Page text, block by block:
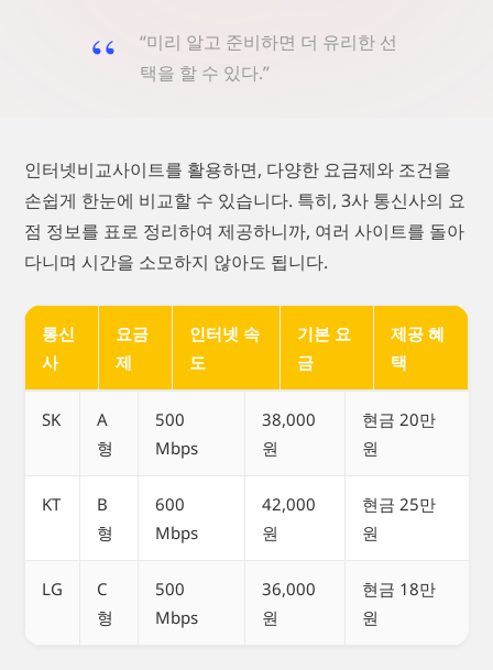
“미리 알고 준비하면 더 유리한 선
택을 할 수 있다.”
인터넷비교사이트를 활용하면, 다양한 요금제와 조건을
손쉽게 한눈에 비교할 수 있습니다. 특히, 3사 통신사의 요
점 정보를 표로 정리하여 제공하니까, 여러 사이트를 돌아
다니며 시간을 소모하지 않아도 됩니다.
통신
사
요금
제
인터넷 속
도
기본 요
금
제공 혜
택
SK
A
형
500
Mbps
38,000
원
현금 20만
원
KT
B
형
600
Mbps
42,000
원
현금 25만
원
LG
C
형
500
Mbps
36,000
원
현금 18만
원